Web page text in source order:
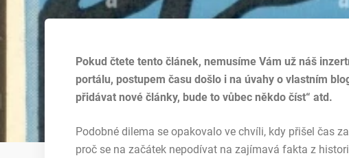
Pokud čtete tento článek, nemusíme Vám už náš
portálu, postupem času došlo i na úvahy o vlastním
přidávat nové články, bude to vůbec někdo číst“ atd.
Podobné dilema se opakovalo ve chvíli, kdy přišel čas
proč se na začátek nepodívat na zajímavá fakta z